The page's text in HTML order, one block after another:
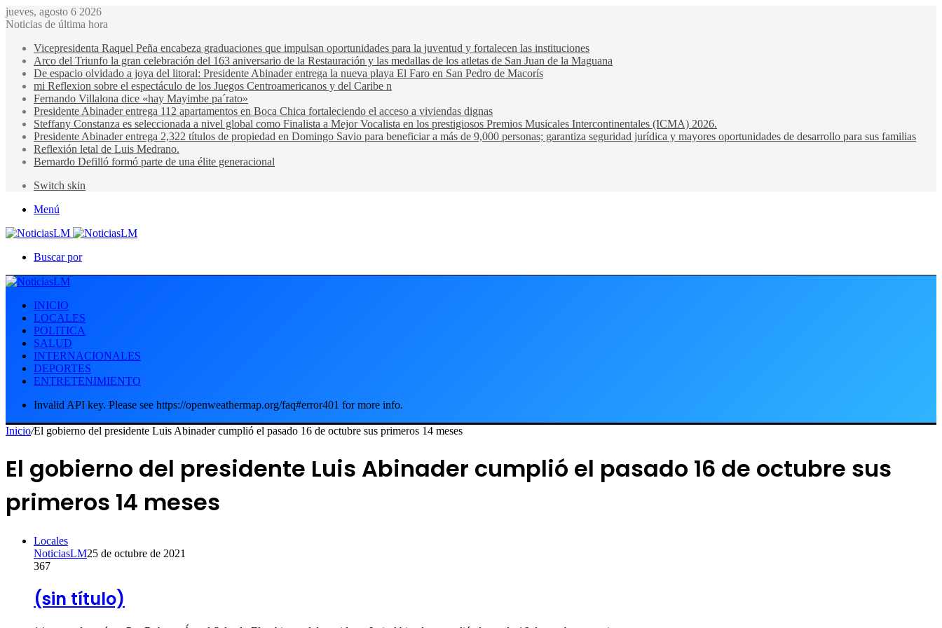
jueves, agosto 6 2026
Noticias de última hora
Vicepresidenta Raquel Peña encabeza graduaciones que impulsan oportunidades para la juventud y fortalecen las instituciones
Arco del Triunfo la gran celebración del 163 aniversario de la Restauración y las medallas de los atletas de San Juan de la Maguana
De espacio olvidado a joya del litoral: Presidente Abinader entrega la nueva playa El Faro en San Pedro de Macorís
mi Reflexion sobre el espectáculo de los Juegos Centroamericanos y del Caribe n
Fernando Villalona dice «hay Mayimbe pa´rato»
Presidente Abinader entrega 112 apartamentos en Boca Chica fortaleciendo el acceso a viviendas dignas
Steffany Constanza es seleccionada a nivel global como Finalista a Mejor Vocalista en los prestigiosos Premios Musicales Intercontinentales (ICMA) 2026.
Presidente Abinader entrega 2,322 títulos de propiedad en Domingo Savio para beneficiar a más de 9,000 personas; garantiza seguridad jurídica y mayores oportunidades de desarrollo para sus familias
Reflexión letal de Luis Medrano.
Bernardo Defilló formó parte de una élite generacional
Switch skin
Menú
Buscar por
INICIO
LOCALES
POLITICA
SALUD
INTERNACIONALES
DEPORTES
ENTRETENIMIENTO
Invalid API key. Please see https://openweathermap.org/faq#error401 for more info.
Inicio/El gobierno del presidente Luis Abinader cumplió el pasado 16 de octubre sus primeros 14 meses
El gobierno del presidente Luis Abinader cumplió el pasado 16 de octubre sus
primeros 14 meses
Locales
NoticiasLM25 de octubre de 2021
367
(sin título)